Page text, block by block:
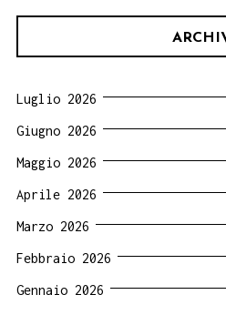
Luglio 2026
Giugno 2026
Maggio 2026
Aprile 2026
Marzo 2026
Febbraio 2026
Gennaio 2026